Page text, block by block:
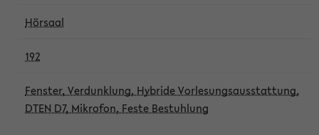
Hörsaal
192
Fenster, Verdunklung, Hybride Vorlesungsausstattung,
DTEN D7, Mikrofon, Feste Bestuhlung